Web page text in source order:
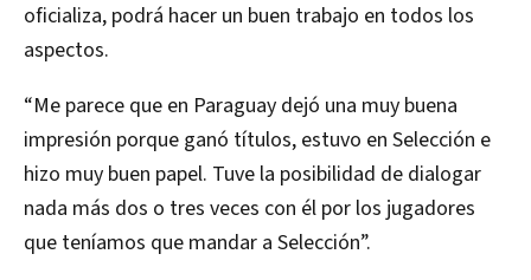
oficializa, podrá hacer un buen trabajo en todos los
aspectos.
“Me parece que en Paraguay dejó una muy buena
impresión porque ganó títulos, estuvo en Selección e
hizo muy buen papel. Tuve la posibilidad de dialogar
nada más dos o tres veces con él por los jugadores
que teníamos que mandar a Selección”.